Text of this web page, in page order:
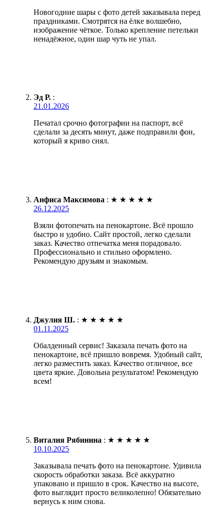
Новогодние шары с фото детей заказывала перед
праздниками. Смотрятся на ёлке волшебно,
изображение чёткое. Только крепление петельки
ненадёжное, один шар чуть не упал.
Эд Р. :
21.01.2026
Печатал срочно фотографии на паспорт, всё
сделали за десять минут, даже подправили фон,
который я криво снял.
Анфиса Максимова : ★ ★ ★ ★ ★
26.12.2025
Взяли фотопечать на пенокартоне. Всё прошло
быстро и удобно. Сайт простой, легко сделали
заказ. Качество отпечатка меня порадовало.
Профессионально и стильно оформлено.
Рекомендую друзьям и знакомым.
Джулия Ш. : ★ ★ ★ ★ ★
01.11.2025
Обалденный сервис! Заказала печать фото на
пенокартоне, всё пришло вовремя. Удобный сайт,
легко разместить заказ. Качество отличное, все
цвета яркие. Довольна результатом! Рекомендую
всем!
Виталия Рябинина : ★ ★ ★ ★ ★
10.10.2025
Заказывала печать фото на пенокартоне. Удивила
скорость обработки заказа. Всё аккуратно
упаковано и пришло в срок. Качество на высоте,
фото выглядит просто великолепно! Обязательно
вернусь к ним снова.